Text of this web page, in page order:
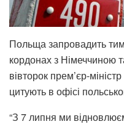
Польща запровадить
кордонах з Німеччиною
вівторок прем’єр-
цитують в офісі
“З 7 липня ми